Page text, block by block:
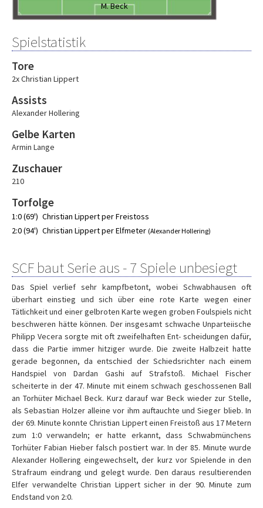
M. Beck
Spielstatistik
Tore
2x Christian Lippert
Assists
Alexander Hollering
Gelbe Karten
Armin Lange
Zuschauer
210
Torfolge
1:0 (69') Christian Lippert per Freistoss
2:0 (94') Christian Lippert per Elfmeter (Alexander Hollering)
SCF baut Serie aus - 7 Spiele unbesiegt
Das Spiel verlief sehr kampfbetont, wobei Schwabhausen oft
überhart einstieg und sich über eine rote Karte wegen einer
Tätlichkeit und einer gelbroten Karte wegen groben Foulspiels nicht
beschweren hätte können. Der insgesamt schwache Unparteiische
Philipp Vecera sorgte mit oft zweifelhaften Ent- scheidungen dafür,
dass die Partie immer hitziger wurde. Die zweite Halbzeit hatte
gerade begonnen, da entschied der Schiedsrichter nach einem
Handspiel von Dardan Gashi auf Strafstoß. Michael Fischer
scheiterte in der 47. Minute mit einem schwach geschossenen Ball
an Torhüter Michael Beck. Kurz darauf war Beck wieder zur Stelle,
als Sebastian Holzer alleine vor ihm auftauchte und Sieger blieb. In
der 69. Minute konnte Christian Lippert einen Freistoß aus 17 Metern
zum 1:0 verwandeln; er hatte erkannt, dass Schwabmünchens
Torhüter Fabian Hieber falsch postiert war. In der 85. Minute wurde
Alexander Hollering eingewechselt, der kurz vor Spielende in den
Strafraum eindrang und gelegt wurde. Den daraus resultierenden
Elfer verwandelte Christian Lippert sicher in der 90. Minute zum
Endstand von 2:0.